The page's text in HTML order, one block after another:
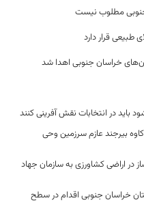
مطلوب نیست
خراسان جنوبی اهدا شد
در انتخابات نقش آفرینی کنند
شهید کاوه بیرجند عازم سرزمین وحی
در اراضی کشاورزی به سازمان جهاد
خراسان جنوبی اقدام در سطح